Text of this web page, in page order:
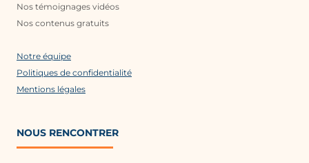
Nos témoignages vidéos
Nos contenus gratuits
Notre équipe
Politiques de confidentialité
Mentions légales
NOUS RENCONTRER